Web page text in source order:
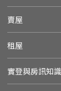
賣屋
租屋
實登與房訊知識